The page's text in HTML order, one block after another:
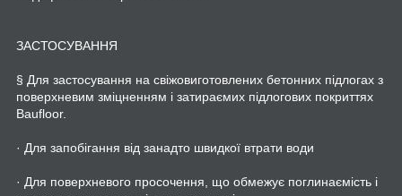
ЗАСТОСУВАННЯ
§ Для застосування на свіжовиготовлених бетонних підлогах з
поверхневим зміцненням і затираємих підлогових покриттях
Baufloor.
· Для запобігання від занадто швидкої втрати води
· Для поверхневого просочення що обмежує поглинаємість і